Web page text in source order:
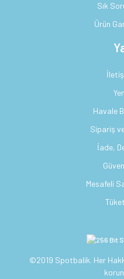
Sık
Ürün
Havale
Sipariş
İade,
Mesafeli
©2019 Spotbalik. Her